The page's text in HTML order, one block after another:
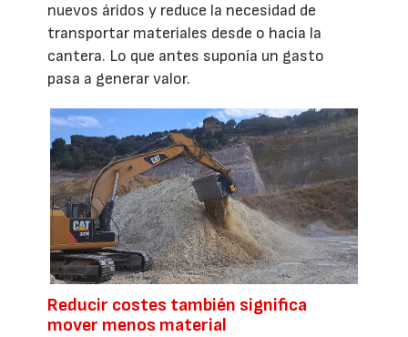
nuevos áridos y reduce la necesidad de
transportar materiales desde o hacia la
cantera. Lo que antes suponía un gasto
pasa a generar valor.
Reducir costes también significa
mover menos material